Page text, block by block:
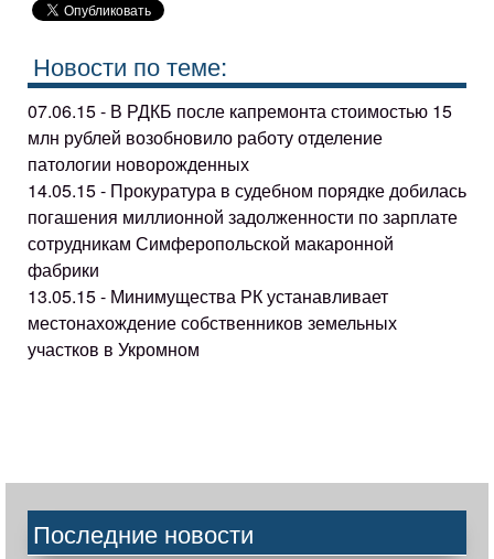
Новости по теме:
07.06.15 - В РДКБ после капремонта стоимостью 15
млн рублей возобновило работу отделение
патологии новорожденных
14.05.15 - Прокуратура в судебном порядке добилась
погашения миллионной задолженности по зарплате
сотрудникам Симферопольской макаронной
фабрики
13.05.15 - Минимущества РК устанавливает
местонахождение собственников земельных
участков в Укромном
Последние новости